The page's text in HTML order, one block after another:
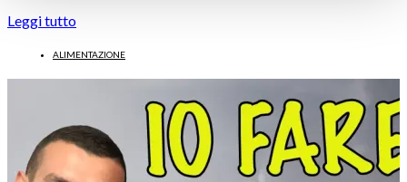
Leggi tutto
ALIMENTAZIONE